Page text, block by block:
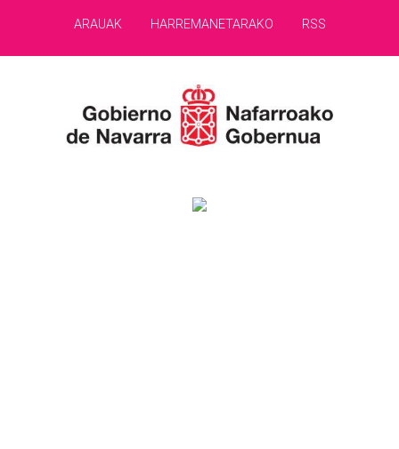
ARAUAK HARREMANETARAKO RSS